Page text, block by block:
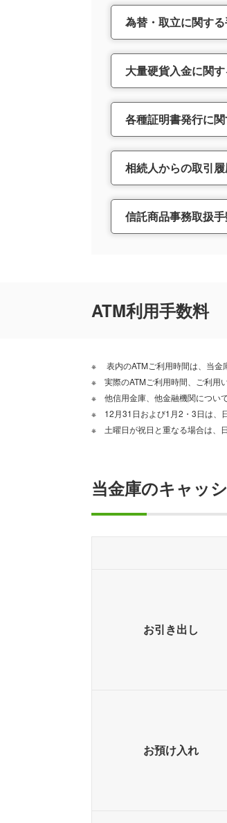
為替・取立に関す
大量硬貨入金に関
各種証明書発行に
相続人からの取引
信託商品事務取扱
ATM利用手数料
表内のATMご利用時間は、当金
実際のATMご利用時間、ご利用
他信用金庫、他金融機関につい
12月31日および1月2・3日は、
土曜日が祝日と重なる場合は、
当金庫のキャッ
お引き出し
お預け入れ